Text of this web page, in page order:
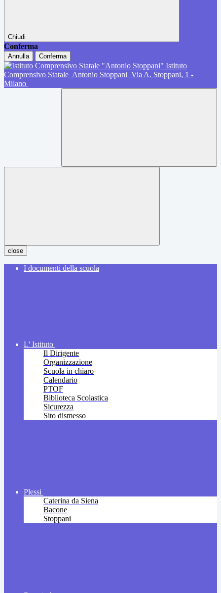
Chiudi
Conferma
Annulla Conferma
Istituto
Comprensivo Statale Antonio Stoppani Via A. Stoppani, 1 -
Milano
close
I documenti della scuola
L' Istituto
Il Dirigente
Organizzazione
Scuola in chiaro
Calendario
PTOF
Biblioteca Scolastica
Sicurezza
Sito dismesso
Plessi
Caterina da Siena
Bacone
Stoppani